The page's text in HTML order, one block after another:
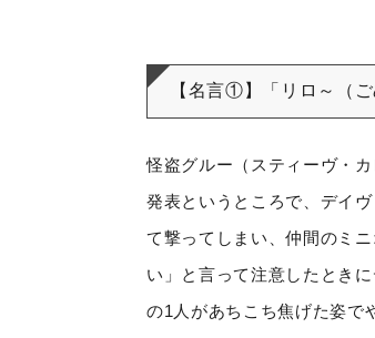
【名言①】「リロ～（
怪盗グルー（スティーヴ・
発表というところで、デイ
て撃ってしまい、仲間のミ
い」と言って注意したとき
の1 人があちこち焦げた姿で